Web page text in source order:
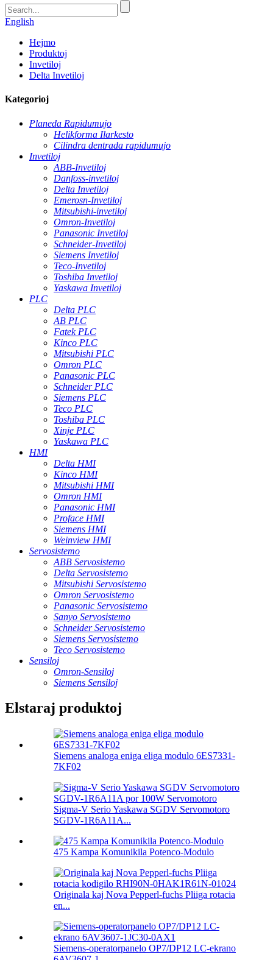
English
Hejmo
Produktoj
Invetiloj
Delta Invetiloj
Kategorioj
Planeda Rapidumujo
Helikforma Ilarkesto
Cilindra dentrada rapidumujo
Invetiloj
ABB-Invetiloj
Danfoss-invetiloj
Delta Invetiloj
Emerosn-Invetiloj
Mitsubishi-invetiloj
Omron-Invetiloj
Panasonic Invetiloj
Schneider-Invetiloj
Siemens Invetiloj
Teco-Invetiloj
Toshiba Invetiloj
Yaskawa Invetiloj
PLC
Delta PLC
AB PLC
Fatek PLC
Kinco PLC
Mitsubishi PLC
Omron PLC
Panasonic PLC
Schneider PLC
Siemens PLC
Teco PLC
Toshiba PLC
Xinje PLC
Yaskawa PLC
HMI
Delta HMI
Kinco HMI
Mitsubishi HMI
Omron HMI
Panasonic HMI
Proface HMI
Siemens HMI
Weinview HMI
Servosistemo
ABB Servosistemo
Delta Servosistemo
Mitsubishi Servosistemo
Omron Servosistemo
Panasonic Servosistemo
Sanyo Servosistemo
Schneider Servosistemo
Siemens Servosistemo
Teco Servosistemo
Sensiloj
Omron-Sensiloj
Siemens Sensiloj
Elstaraj produktoj
Siemens analoga eniga eliga modulo 6ES7331-
7KF02
Sigma-V Serio Yaskawa SGDV Servomotoro
SGDV-1R6A11A...
475 Kampa Komunikila Potenco-Modulo
Originala kaj Nova Pepperl-fuchs Pliiga rotacia
en...
Siemens-operatorpanelo OP7/DP12 LC-ekrano